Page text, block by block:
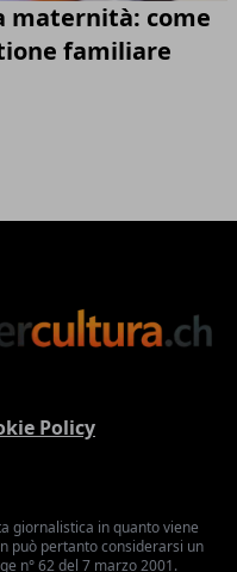
maternità: come
familiare
Policy
giornalistica in quanto viene
può pertanto considerarsi un
n° 62 del 7 marzo 2001.